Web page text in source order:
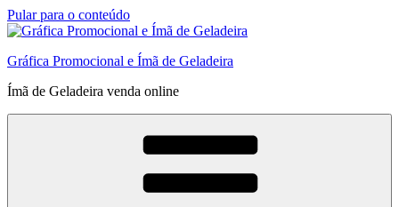
Pular para o conteúdo
Gráfica Promocional e Ímã de Geladeira
Ímã de Geladeira venda online